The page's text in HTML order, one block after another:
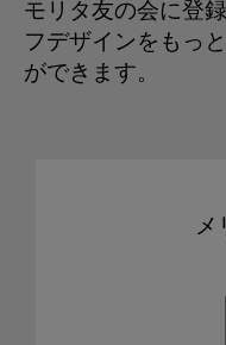
モリタ友の会に登
フデザインをもっ
ができます。
メ